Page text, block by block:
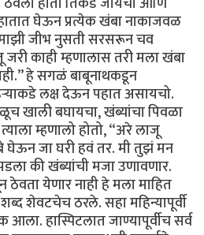
घेऊन प्रत्येक खंबा नाकाजवळ
जीभ नुसती सरसरून चव
काही म्हणालास तरी मला खंबा
हे सगळं बाबूनाथकडून
लक्ष देऊन पहात असायचो.
खाली बघायचा, खंब्यांचा पिवळा
म्हणालो होतो, “अरे लाजू
जा घरी हवं तर. मी तुझं मन
की खंब्यांची मजा उणावणार.
येणार नाही हे मला माहित
शेवटचेच ठरले. सहा महिन्यापूर्वी
आला. हास्पिटलात जाण्यापूर्वीच सर्व